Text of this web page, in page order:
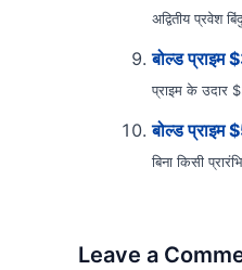
अद्वितीय प्रवेश
बोल्ड प्राइम
प्राइम के उदार
बोल्ड प्राइम
बिना किसी
Leave a